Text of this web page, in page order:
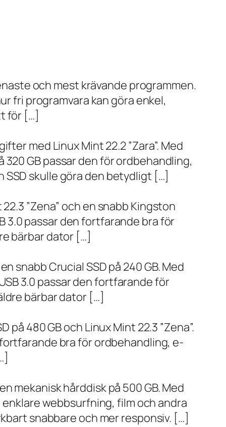
och mest krävande programmen.
fri programvara kan göra enkel,
för […]
med Linux Mint 22.2 ”Zara”. Med
GB passar den för ordbehandling,
skulle göra den betydligt […]
”Zena” och en snabb Kingston
3.0 passar den fortfarande bra för
bärbar dator […]
snabb Crucial SSD på 240 GB. Med
3.0 passar den fortfarande för
bärbar dator […]
480 GB och Linux Mint 22.3 ”Zena”.
bra för ordbehandling, e-
mekanisk hårddisk på 500 GB. Med
webbsurfning, film och andra
snabbare och mer responsiv. […]